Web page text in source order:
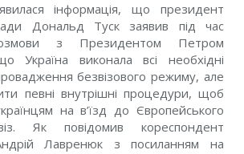
інформація, що президент
Дональд Туск заявив під час
з Президентом Петром
Україна виконала всі необхідні
безвізового режиму, але
певні внутрішні процедури, щоб
на в’їзд до Європейського
Як повідомив кореспондент
Лавренюк з посиланням на